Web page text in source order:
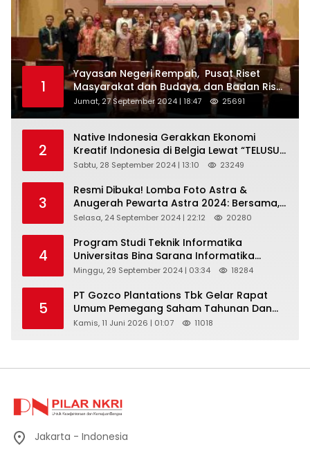
1
Yayasan Negeri Rempah, Pusat Riset
Masyarakat dan Budaya, dan Badan Riset
dan Inovasi Nasional ( BRIN ) Sukses
Gelar International Forum on Spice
Jumat, 27 September 2024 | 18:47 25691
2
Native Indonesia Gerakkan Ekonomi
Kreatif Indonesia di Belgia Lewat “TELUSUR
Kain Indonesia”
Sabtu, 28 September 2024 | 13:10 23249
3
Resmi Dibuka! Lomba Foto Astra &
Anugerah Pewarta Astra 2024: Bersama,
Berkarya, Berkelanjutan
Selasa, 24 September 2024 | 22:12 20280
4
Program Studi Teknik Informatika
Universitas Bina Sarana Informatika
Selenggarakan Pelatihan Pemanfaatan
Pemasaran Pada Forum UMKM
Bojongbaru Kecamatan Bojong Gede
Minggu, 29 September 2024 | 03:34 18284
5
PT Gozco Plantations Tbk Gelar Rapat
Umum Pemegang Saham Tahunan Dan
Paparan Publik 2026 Di Jakarta
Kamis, 11 Juni 2026 | 01:07 11018
Jakarta - Indonesia